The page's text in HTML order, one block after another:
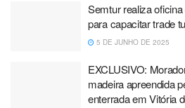
Semtur realiza
para capacitar trade
5 DE JUNHO DE 2025
EXCLUSIVO:
madeira apreendida
enterrada em Vitória